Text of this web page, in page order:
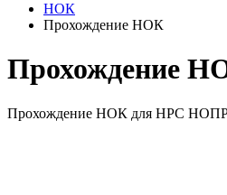
НОК
Прохождение НОК
Прохождение
Прохождение НОК для НРС